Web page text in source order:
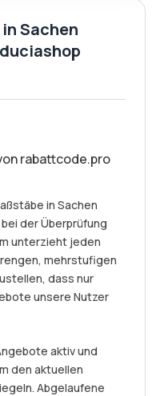
Sachen
rabattcode.pro
in Sachen
der Überprüfung
unterzieht jeden
mehrstufigen
dass nur
unsere Nutzer
aktiv und
den aktuellen
Abgelaufene